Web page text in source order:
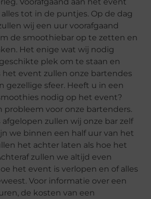
Voorafgaand aan het event
tot in de puntjes. Op de dag
wij een uur voorafgaand
de smoothiebar op te zetten en
Het enige wat wij nodig
plek om te staan en
het event zullen onze bartendes
gezellige sfeer. Heeft u in een
nodig op het event?
probleem voor onze bartenders.
zullen wij onze bar zelf
we binnen een half uur van het
het achter laten als hoe het
zullen we altijd even
het event is verlopen en of alles
Voor informatie over een
de kosten van een